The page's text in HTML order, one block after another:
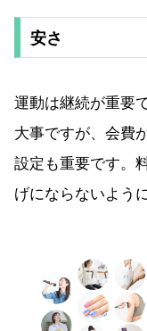
安さ
運動は継続が重要
大事ですが、会費
設定も重要です。
げにならないよう